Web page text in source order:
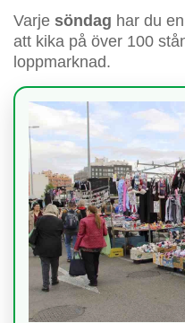
Varje söndag har du
att kika på över 100
loppmarknad.